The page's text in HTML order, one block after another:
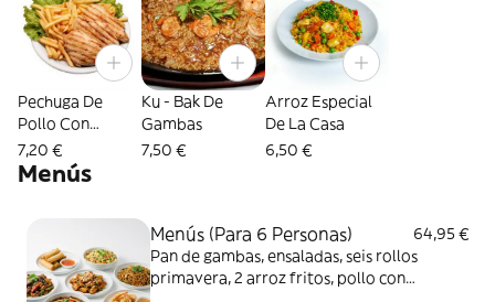
Pechuga De
Pollo Con
Patata Fritas
7,20 €
Ku - Bak De
Gambas
7,50 €
Arroz Especial
De La Casa
6,50 €
Menús
Menús (Para 6 Personas)
64,95 €
Pan de gambas, ensaladas, seis rollos
primavera, 2 arroz fritos, pollo con